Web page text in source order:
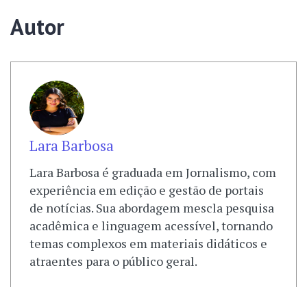
Autor
Lara Barbosa
Lara Barbosa é graduada em Jornalismo, com
experiência em edição e gestão de portais
de notícias. Sua abordagem mescla pesquisa
acadêmica e linguagem acessível, tornando
temas complexos em materiais didáticos e
atraentes para o público geral.